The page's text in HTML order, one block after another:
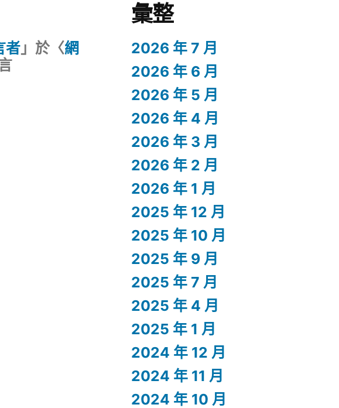
者」於〈網
彙整
2026 年 7 月
2026 年 6 月
2026 年 5 月
2026 年 4 月
2026 年 3 月
2026 年 2 月
2026 年 1 月
2025 年 12 月
2025 年 10 月
2025 年 9 月
2025 年 7 月
2025 年 4 月
2025 年 1 月
2024 年 12 月
2024 年 11 月
2024 年 10 月